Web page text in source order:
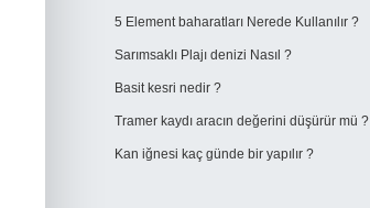
5 Element baharatları Nerede Kullanılır ?
Sarımsaklı Plajı denizi Nasıl ?
Basit kesri nedir ?
Tramer kaydı aracın değerini düşürür mü ?
Kan iğnesi kaç günde bir yapılır ?